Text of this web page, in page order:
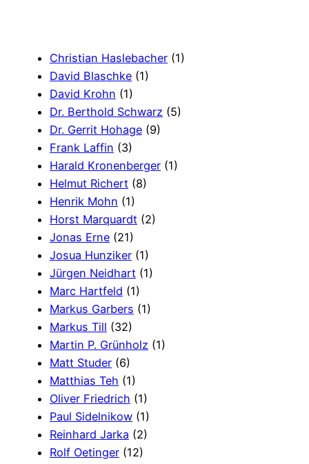
Christian Haslebacher (1)
David Blaschke (1)
David Krohn (1)
Dr. Berthold Schwarz (5)
Dr. Gerrit Hohage (9)
Frank Laffin (3)
Harald Kronenberger (1)
Helmut Richert (8)
Henrik Mohn (1)
Horst Marquardt (2)
Jonas Erne (21)
Josua Hunziker (1)
Jürgen Neidhart (1)
Marc Hartfeld (1)
Markus Garbers (1)
Markus Till (32)
Martin P. Grünholz (1)
Matt Studer (6)
Matthias Teh (1)
Oliver Friedrich (1)
Paul Sidelnikow (1)
Reinhard Jarka (2)
Rolf Oetinger (12)